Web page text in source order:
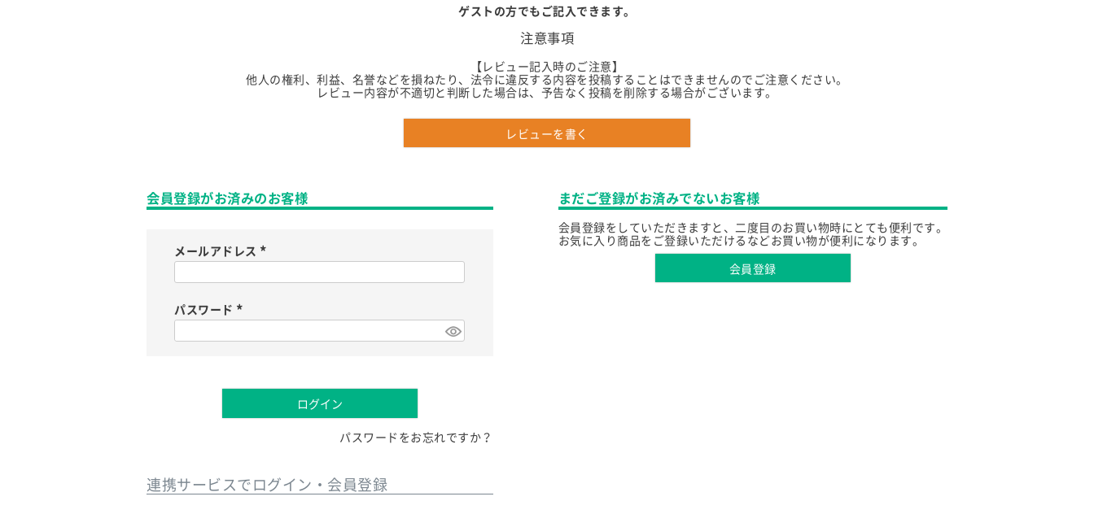
ゲストの方でもご記入できます。
注意事項
【レビュー記入時のご注意】
他人の権利、利益、名誉などを損ねたり、法令に違反する内容を投稿することはできませんのでご注意ください。
レビュー内容が不適切と判断した場合は、予告なく投稿を削除する場合がございます。
レビューを書く
会員登録がお済みのお客様
メールアドレス
必
パスワード
必
ログイン
パスワードをお忘れですか？
連携サービスでログイン・会員登録
まだご登録がお済みでないお客様
会員登録をしていただきますと、二度目のお買い物時にとても便利です。
お気に入り商品をご登録いただけるなどお買い物が便利になります。
会員登録